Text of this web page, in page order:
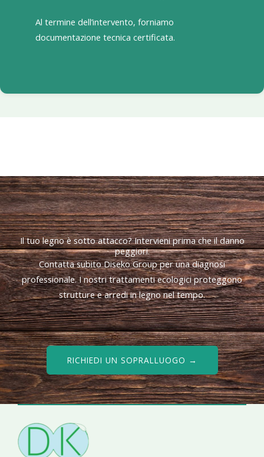
Al termine dell’intervento, forniamo
documentazione tecnica certificata.
Il tuo legno è sotto attacco? Intervieni prima che il danno
peggiori.
Contatta subito Diseko Group per una diagnosi
professionale. I nostri trattamenti ecologici proteggono
strutture e arredi in legno nel tempo.
RICHIEDI UN SOPRALLUOGO →